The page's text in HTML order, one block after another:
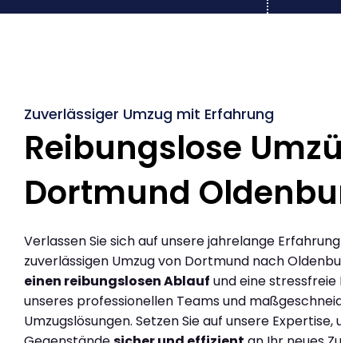
Zuverlässiger Umzug mit Erfahrung
Reibungslose
Dortmund
Verlassen Sie sich auf unsere jahrelange
zuverlässigen Umzug von Dortmund nach
einen reibungslosen Ablauf und eine stressfreie
unseres professionellen Teams und
Umzugslösungen. Setzen Sie auf unsere